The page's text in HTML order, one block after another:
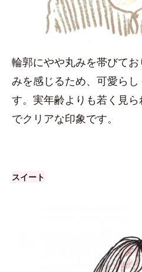
輪郭にやや丸みを帯びて
みを感じるため、可愛ら
す。実年齢よりも若く見
でクリアな印象です。
スイート